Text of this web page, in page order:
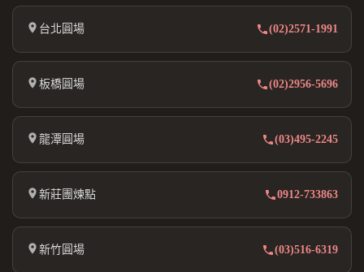
台北圓場 (02)2571-1991
板橋圓場 (02)2956-5696
龍潭圓場 (03)495-2245
新莊團煉點 0912-733863
新竹圓場 (03)516-6319